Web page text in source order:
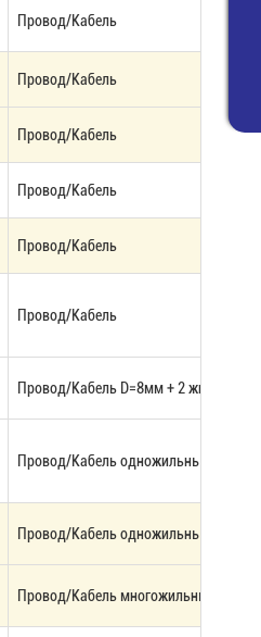
Провод/Кабель
Провод/Кабель
Провод/Кабель
Провод/Кабель
Провод/Кабель
Провод/Кабель
Провод/Кабель D=8мм + 2 жилы,
Провод/Кабель одножильный, серый
Провод/Кабель одножильный, ЭКРАН
Провод/Кабель многожильный